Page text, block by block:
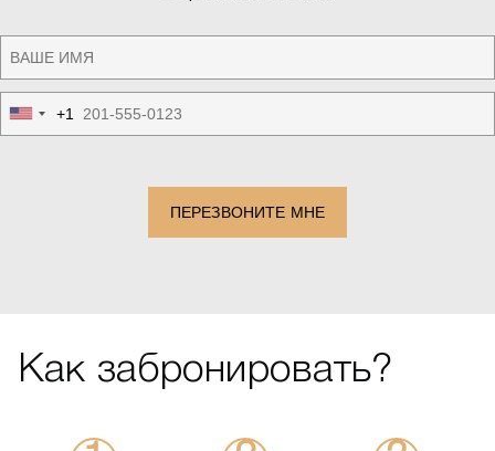
United
States
+1
ПЕРЕЗВОНИТЕ МНЕ
Как забронировать?